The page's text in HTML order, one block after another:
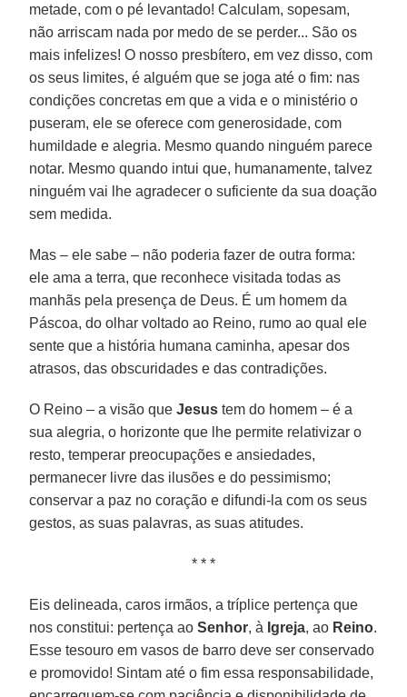
metade, com o pé levantado! Calculam, sopesam,
não arriscam nada por medo de se perder... São os
mais infelizes! O nosso presbítero, em vez disso, com
os seus limites, é alguém que se joga até o fim: nas
condições concretas em que a vida e o ministério o
puseram, ele se oferece com generosidade, com
humildade e alegria. Mesmo quando ninguém parece
notar. Mesmo quando intui que, humanamente, talvez
ninguém vai lhe agradecer o suficiente da sua doação
sem medida.
Mas – ele sabe – não poderia fazer de outra forma:
ele ama a terra, que reconhece visitada todas as
manhãs pela presença de Deus. É um homem da
Páscoa, do olhar voltado ao Reino, rumo ao qual ele
sente que a história humana caminha, apesar dos
atrasos, das obscuridades e das contradições.
O Reino – a visão queJesus tem do homem – é a
sua alegria, o horizonte que lhe permite relativizar o
resto, temperar preocupações e ansiedades,
permanecer livre das ilusões e do pessimismo;
conservar a paz no coração e difundi-la com os seus
gestos, as suas palavras, as suas atitudes.
* * *
Eis delineada, caros irmãos, a tríplice pertença que
nos constitui: pertença aoSenhor, à Igreja, ao Reino.
Esse tesouro em vasos de barro deve ser conservado
e promovido! Sintam até o fim essa responsabilidade,